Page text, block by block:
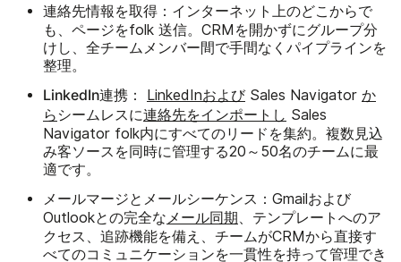
連絡先情報を取得： インターネット上のどこからで
も 、ページをfolk 送信。CRMを開かずにグループ分
けし、全チームメンバー間で手間なくパイプラインを
整理。
LinkedIn連携： LinkedInおよびSales Navigator か
ら シームレスに連絡先をインポートし Sales
Navigator folk内にすべてのリードを集約。複数見込
み客ソースを同時に管理する20～50名のチームに最
適です。
メールマージとメールシーケンス： Gmailおよび
Outlookとの完全なメール同期、テンプレートへのア
クセス、追跡機能を備え、チームがCRMから直接す
べてのコミュニケーションを一貫性を持って管理でき